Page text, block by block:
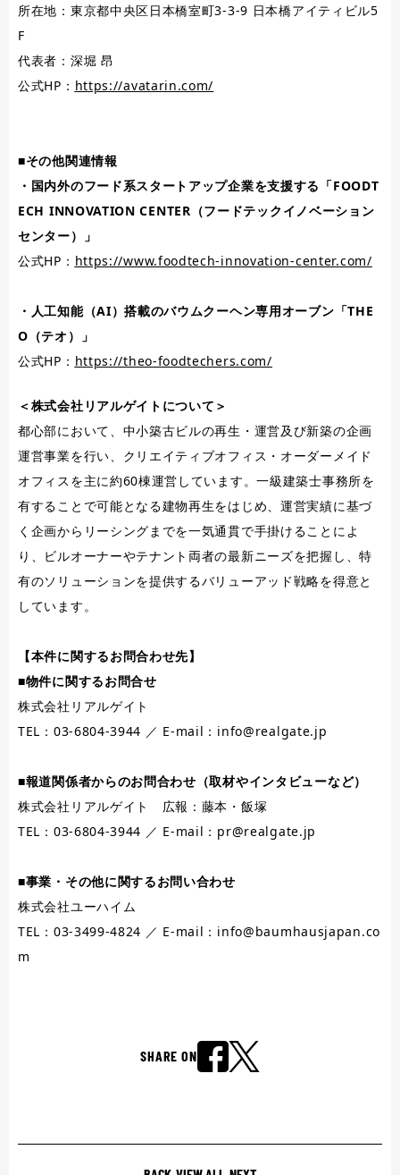
所在地：東京都中央区日本橋室町3-3-9 日本橋アイティビル5
F
代表者：深堀 昂
公式HP： https://avatarin.com/
■その他関連情報
・国内外のフード系スタートアップ企業を支援する「FOODT
ECH INNOVATION CENTER（フードテックイノベーション
センター）」
公式HP： https://www.foodtech-innovation-center.com/
・人工知能（AI）搭載のバウムクーヘン専用オーブン「THE
O（テオ）」
公式HP： https://theo-foodtechers.com/
＜株式会社リアルゲイトについて＞
都心部において、中小築古ビルの再生・運営及び新築の企画
運営事業を行い、クリエイティブオフィス・オーダーメイド
オフィスを主に約60棟運営しています。一級建築士事務所を
有することで可能となる建物再生をはじめ、運営実績に基づ
く企画からリーシングまでを一気通貫で手掛けることによ
り、ビルオーナーやテナント両者の最新ニーズを把握し、特
有のソリューションを提供するバリューアッド戦略を得意と
しています。
【本件に関するお問合わせ先】
■物件に関するお問合せ
株式会社リアルゲイト
TEL：03-6804-3944 ／ E-mail： info@realgate.jp
■報道関係者からのお問合わせ（取材やインタビューなど）
株式会社リアルゲイト 広報：藤本・飯塚
TEL：03-6804-3944 ／ E-mail： pr@realgate.jp
■事業・その他に関するお問い合わせ
株式会社ユーハイム
TEL：03-3499-4824 ／ E-mail： info@baumhausjapan.co
m
SHARE ON